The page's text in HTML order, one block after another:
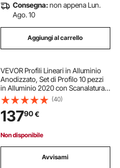
Consegna:non appena Lun.
Ago. 10
Aggiungi al carrello
VEVOR Profili Lineari in Alluminio
Anodizzato, Set di Profilo 10 pezzi
in Alluminio 2020 con Scanalatura a
T Standard UE, Profilo Estruso
Binario per Stampante 3D Macchina
Incisione CNC Fai da te
(40)
13790€
Non disponibile
Avvisami